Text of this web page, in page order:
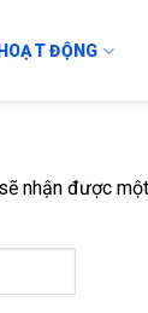
ĐỘNG
nhận được